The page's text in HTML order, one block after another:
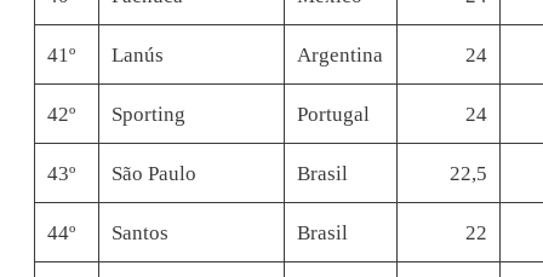
41º Lanús Argentina 24
42º Sporting Portugal 24
43º São Paulo Brasil 22,5
44º Santos Brasil 22